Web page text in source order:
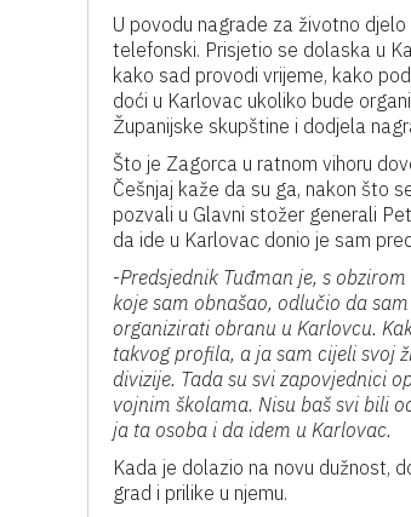
U povodu nagrade za životno
telefonski. Prisjetio se dolaska u
kako sad provodi vrijeme, kako
doći u Karlovac ukoliko bude
Županijske skupštine i dodjela
Što je Zagorca u ratnom vihoru
Češnjaj kaže da su ga, nakon što
pozvali u Glavni stožer generali
da ide u Karlovac donio je sam
-Predsjednik Tuđman je, s
koje sam obnašao, odlučio da
organizirati obranu u Karlovcu.
takvog profila, a ja sam cijeli svoj
divizije. Tada su svi zapovjednici
vojnim školama. Nisu baš svi bili
ja ta osoba i da idem u Karlovac.
Kada je dolazio na novu dužnost,
grad i prilike u njemu.